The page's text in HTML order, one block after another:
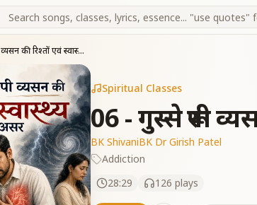
06 - गुस्से रूपी व्यसन की रिश्तों एवं स्वास्थ्य पर असर
Spiritual Classes
06 - गुस्से रूपी
BK ShivaniBK Dr Girish Patel
Addiction
28:29
126 plays